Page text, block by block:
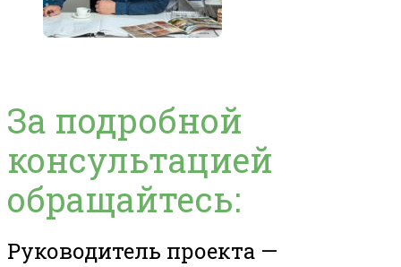
За подробной
консультацией
обращайтесь:
Руководитель проекта —